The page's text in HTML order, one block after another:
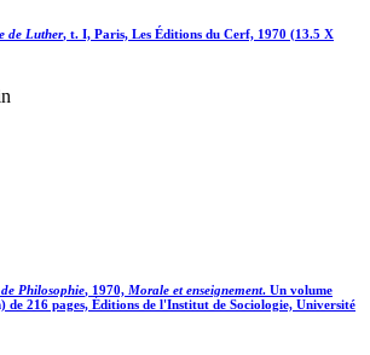
de Luther, t. I, Paris, Les Éditions du Cerf, 1970 (13.5 X
Philosophie, 1970, Morale et enseignement. Un volume
de 216 pages, Éditions de l'Institut de Sociologie, Université